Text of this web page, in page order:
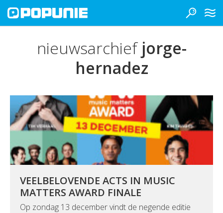
nieuwsarchief jorge-
hernadez
VEELBELOVENDE ACTS IN MUSIC
MATTERS AWARD FINALE
Op zondag 13 december vindt de negende editie